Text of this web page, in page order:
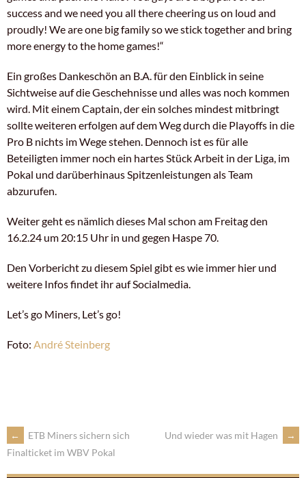
success and we need you all there cheering us on loud and
proudly! We are one big family so we stick together and bring
more energy to the home games!“
Ein großes Dankeschön an B.A. für den Einblick in seine
Sichtweise auf die Geschehnisse und alles was noch kommen
wird. Mit einem Captain, der ein solches mindest mitbringt
sollte weiteren erfolgen auf dem Weg durch die Playoffs in die
Pro B nichts im Wege stehen. Dennoch ist es für alle
Beteiligten immer noch ein hartes Stück Arbeit in der Liga, im
Pokal und darüberhinaus Spitzenleistungen als Team
abzurufen.
Weiter geht es nämlich dieses Mal schon am Freitag den
16.2.24 um 20:15 Uhr in und gegen Haspe 70.
Den Vorbericht zu diesem Spiel gibt es wie immer hier und
weitere Infos findet ihr auf Socialmedia.
Let’s go Miners, Let’s go!
Foto: André Steinberg
←
ETB Miners sichern sich
Finalticket im WBV Pokal
Und wieder was mit Hagen →